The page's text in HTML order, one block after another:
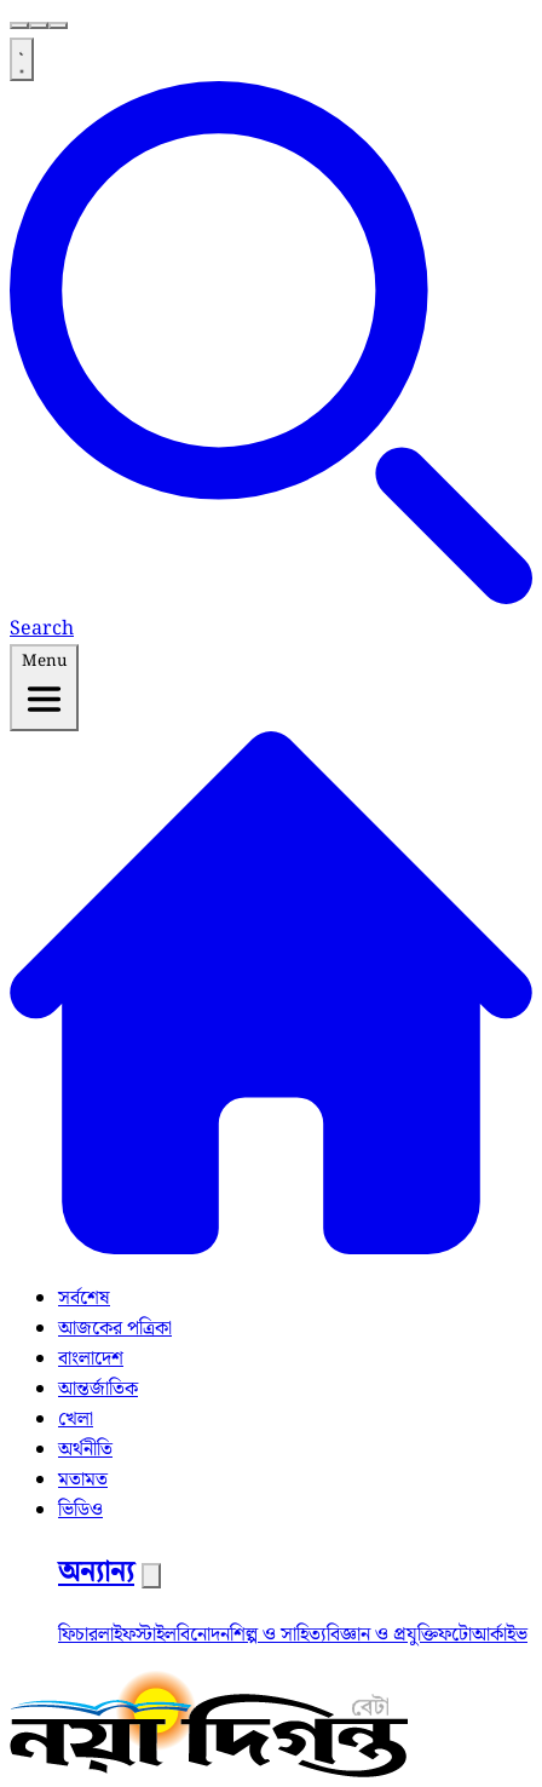
Search
Menu
সর্বশেষ
আজকের পত্রিকা
বাংলাদেশ
আন্তর্জাতিক
খেলা
অর্থনীতি
মতামত
ভিডিও
অন্যান্য
ফিচারলাইফস্টাইলবিনোদনশিল্প ও সাহিত্যবিজ্ঞান ও প্রযুক্তিফটোআর্কাইভ